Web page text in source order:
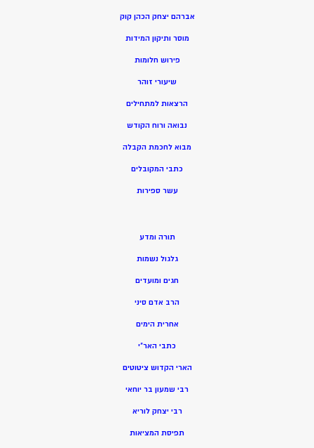
אברהם יצחק הכהן קוק
מוסר ותיקון המידות
פירוש חלומות
שיעורי זוהר
הרצאות למתחילים
נבואה ורוח הקודש
מבוא לחכמת הקבלה
כתבי המקובלים
עשר ספירות
תורה ומדע
גלגול נשמות
חגים ומועדים
הרב אדם סיני
אחרית הימים
כתבי האר”י
הארי הקדוש ציטוטים
רבי שמעון בר יוחאי
רבי יצחק לוריא
תפיסת המציאות